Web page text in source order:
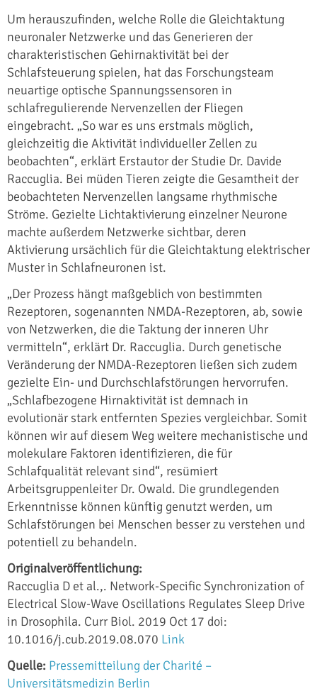
Um herauszufinden, welche Rolle die Gleichtaktung
neuronaler Netzwerke und das Generieren der
charakteristischen Gehirnaktivität bei der
Schlafsteuerung spielen, hat das Forschungsteam
neuartige optische Spannungssensoren in
schlafregulierende Nervenzellen der Fliegen
eingebracht. „So war es uns erstmals möglich,
gleichzeitig die Aktivität individueller Zellen zu
beobachten“, erklärt Erstautor der Studie Dr. Davide
Raccuglia. Bei müden Tieren zeigte die Gesamtheit der
beobachteten Nervenzellen langsame rhythmische
Ströme. Gezielte Lichtaktivierung einzelner Neurone
machte außerdem Netzwerke sichtbar, deren
Aktivierung ursächlich für die Gleichtaktung elektrischer
Muster in Schlafneuronen ist.
„Der Prozess hängt maßgeblich von bestimmten
Rezeptoren, sogenannten NMDA-Rezeptoren, ab, sowie
von Netzwerken, die die Taktung der inneren Uhr
vermitteln“, erklärt Dr. Raccuglia. Durch genetische
Veränderung der NMDA-Rezeptoren ließen sich zudem
gezielte Ein- und Durchschlafstörungen hervorrufen.
„Schlafbezogene Hirnaktivität ist demnach in
evolutionär stark entfernten Spezies vergleichbar. Somit
können wir auf diesem Weg weitere mechanistische und
molekulare Faktoren identifizieren, die für
Schlafqualität relevant sind“, resümiert
Arbeitsgruppenleiter Dr. Owald. Die grundlegenden
Erkenntnisse können künftig genutzt werden, um
Schlafstörungen bei Menschen besser zu verstehen und
potentiell zu behandeln.
Originalveröffentlichung:
Raccuglia D et al.,. Network-Specific Synchronization of
Electrical Slow-Wave Oscillations Regulates Sleep Drive
in Drosophila. Curr Biol. 2019 Oct 17 doi:
10.1016/j.cub.2019.08.070 Link
Quelle: Pressemitteilung der Charité –
Universitätsmedizin Berlin